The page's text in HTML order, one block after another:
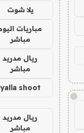
!
يلا شوت
مباريات
مباشر
ريال مدريد
مباشر
yalla shoot
ريال مدريد
مباشر